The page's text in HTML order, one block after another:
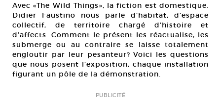
Avec «The Wild Things», la fiction est domestique.
Didier Faustino nous parle d’habitat, d’espace
collectif, de territoire chargé d’histoire et
d’affects. Comment le présent les réactualise, les
submerge ou au contraire se laisse totalement
engloutir par leur pesanteur? Voici les questions
que nous posent l’exposition, chaque installation
figurant un pôle de la démonstration.
PUBLICITÉ